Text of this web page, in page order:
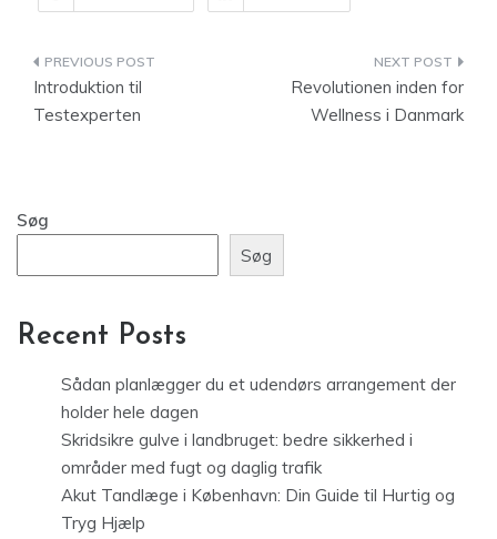
Indlægsnavigation
Introduktion til
Testexperten
Revolutionen inden for
Wellness i Danmark
Søg
Søg
Recent Posts
Sådan planlægger du et udendørs arrangement der
holder hele dagen
Skridsikre gulve i landbruget: bedre sikkerhed i
områder med fugt og daglig trafik
Akut Tandlæge i København: Din Guide til Hurtig og
Tryg Hjælp